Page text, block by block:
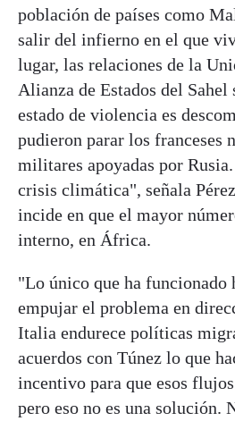
población de países como
salir del infierno en el que
lugar, las relaciones de la
Alianza de Estados del
estado de violencia es
pudieron parar los franceses
militares apoyadas por
crisis climática", señala
incide en que el mayor
interno, en África.
"Lo único que ha funcionado
empujar el problema en
Italia endurece políticas
acuerdos con Túnez lo que
incentivo para que esos
pero eso no es una solución.